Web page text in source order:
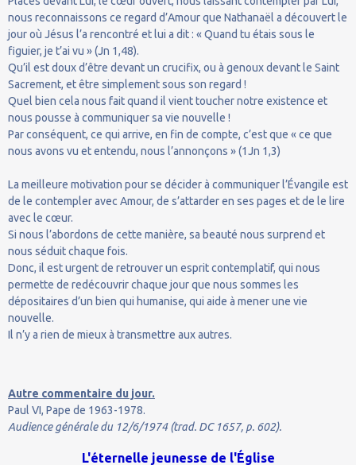
nous reconnaissons ce regard d’Amour que Nathanaël a découvert le
jour où Jésus l’a rencontré et lui a dit : « Quand tu étais sous le
figuier, je t’ai vu » (Jn 1,48).
Qu’il est doux d’être devant un crucifix, ou à genoux devant le Saint
Sacrement, et être simplement sous son regard !
Quel bien cela nous fait quand il vient toucher notre existence et
nous pousse à communiquer sa vie nouvelle !
Par conséquent, ce qui arrive, en fin de compte, c’est que « ce que
nous avons vu et entendu, nous l’annonçons » (1Jn 1,3)
La meilleure motivation pour se décider à communiquer l’Évangile est
de le contempler avec Amour, de s’attarder en ses pages et de le lire
avec le cœur.
Si nous l’abordons de cette manière, sa beauté nous surprend et
nous séduit chaque fois.
Donc, il est urgent de retrouver un esprit contemplatif, qui nous
permette de redécouvrir chaque jour que nous sommes les
dépositaires d’un bien qui humanise, qui aide à mener une vie
nouvelle.
Il n’y a rien de mieux à transmettre aux autres.
Autre commentaire du jour.
Paul VI, Pape de 1963-1978.
Audience générale du 12/6/1974 (trad. DC 1657, p. 602).
L'éternelle jeunesse de l'Église